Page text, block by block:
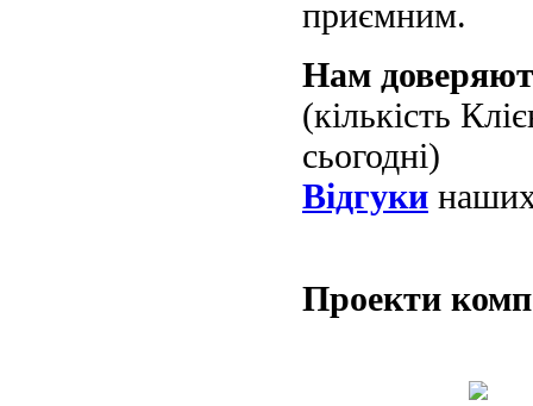
приємним.
Нам
(кількість
сьогодні)
Відгуки наших
Проекти